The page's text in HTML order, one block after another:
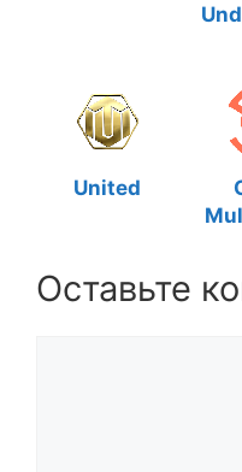
United
Оставьте